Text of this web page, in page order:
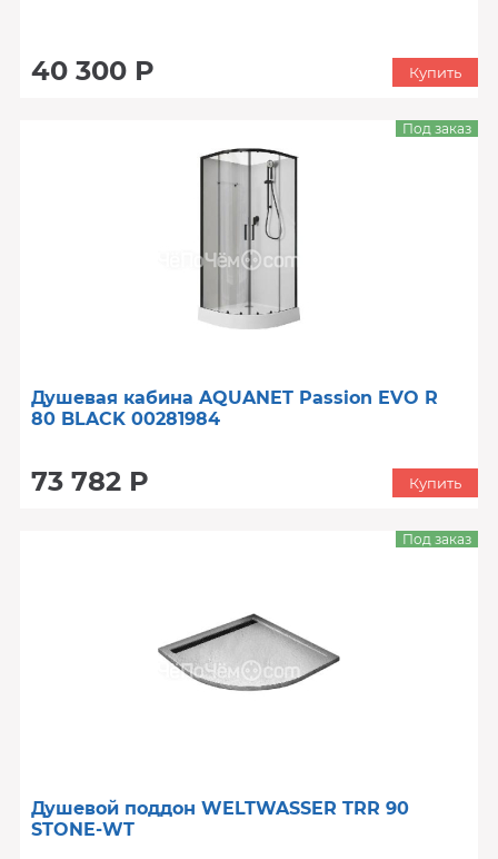
40 300 Р Купить
Душевая кабина AQUANET Passion EVO R
80 BLACK 00281984
73 782 Р
Под заказ
Купить
Душевой поддон WELTWASSER TRR 90
STONE-WT
Под заказ